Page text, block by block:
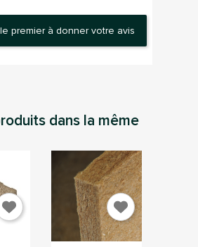
premier à donner votre avis
dans la même